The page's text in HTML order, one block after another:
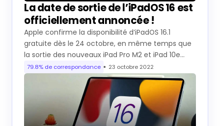
La date de sortie de l’iPadOS 16 est
officiellement annoncée !
Apple confirme la disponibilité d’iPadOS 16.1
gratuite dès le 24 octobre, en même temps que
la sortie des nouveaux iPad Pro M2 et iPad 10e…
79.8% de correspondance 23 octobre 2022